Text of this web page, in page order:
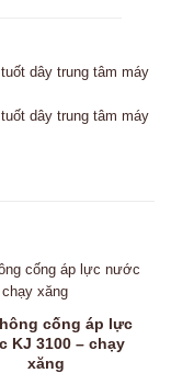
cống áp lực
KJ 3100 – chạy
xăng